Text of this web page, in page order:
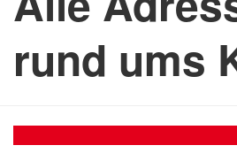
rund ums